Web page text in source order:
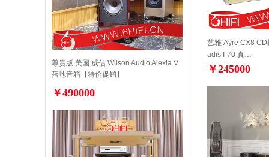
尊贵版 美国 威信 Wilson Audio Alexia V
落地音箱【特价促销】
￥490000
艺雅 Ayre CX8
adis I-70 真…
￥245000